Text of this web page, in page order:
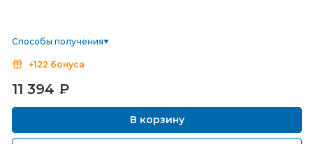
Способы получения
+122 бонуса
11 394 ₽
В корзину